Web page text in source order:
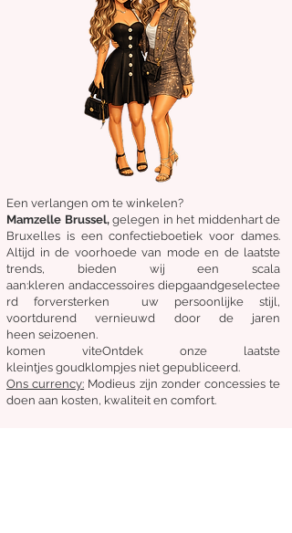
Een verlangen om te winkelen?
Mamzelle Brussel, gelegen in het middenhartde
Bruxelles is een confectieboetiek voor dames.
Altijd in de voorhoede van mode en de laatste
trends, bieden wij een scala
aan:kleren andaccessoires diepgaandgeselectee
rd forversterken uw persoonlijke stijl,
voortdurend vernieuwd door de jaren
heen seizoenen.
komen viteOntdek onze laatste
kleintjes goudklompjes niet gepubliceerd.
Ons currency: Modieus zijn zonder concessies te
doen aan kosten, kwaliteit en comfort.